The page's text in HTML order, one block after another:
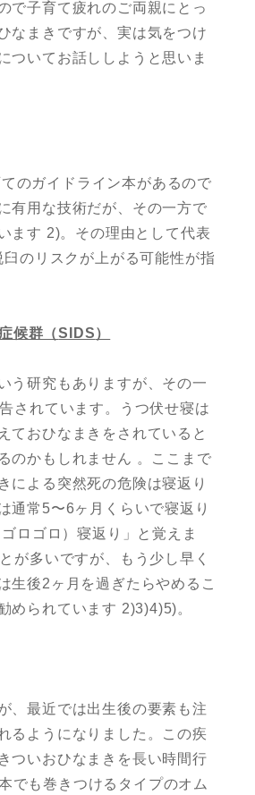
で子育て疲れのご両親にとっ
なまきですが、実は気をつけ
ついてお話ししようと思いま
のガイドライン本があるので
有用な技術だが、その一方で
ます 2)。その理由として代表
のリスクが上がる可能性が指
候群（SIDS）
う研究もありますが、その一
されています。うつ伏せ寝は
ておひなまきをされていると
のかもしれません 。ここまで
による突然死の危険は寝返り
通常5〜6ヶ月くらいで寝返り
ロゴロ）寝返り」と覚えま
が多いですが、もう少し早く
生後2ヶ月を過ぎたらやめるこ
められています 2)3)4)5)。
、最近では出生後の要素も注
るようになりました。この疾
ついおひなまきを長い時間行
でも巻きつけるタイプのオム